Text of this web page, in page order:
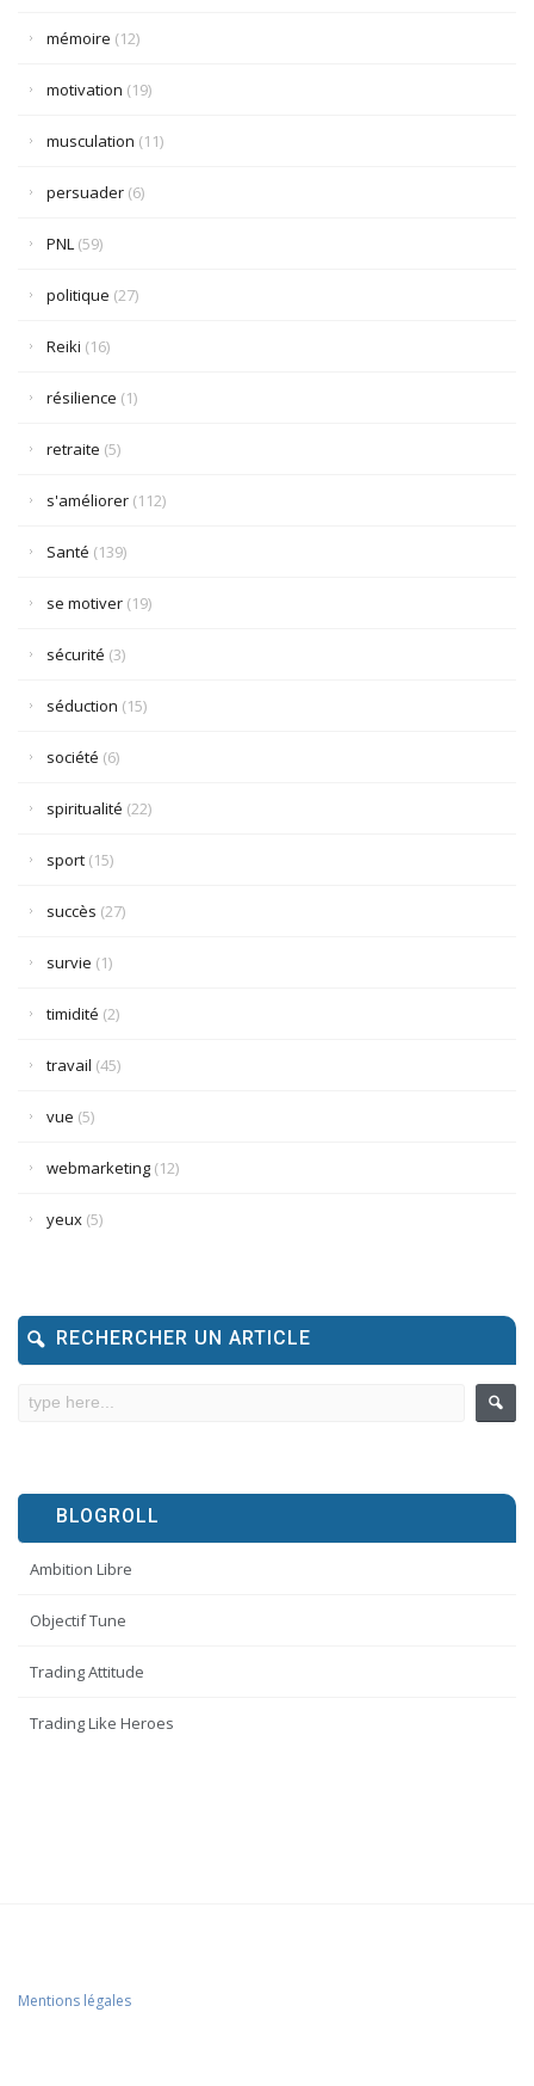
mémoire (12)
motivation (19)
musculation (11)
persuader (6)
PNL (59)
politique (27)
Reiki (16)
résilience (1)
retraite (5)
s'améliorer (112)
Santé (139)
se motiver (19)
sécurité (3)
séduction (15)
société (6)
spiritualité (22)
sport (15)
succès (27)
survie (1)
timidité (2)
travail (45)
vue (5)
webmarketing (12)
yeux (5)
RECHERCHER UN ARTICLE
BLOGROLL
Ambition Libre
Objectif Tune
Trading Attitude
Trading Like Heroes
Mentions légales